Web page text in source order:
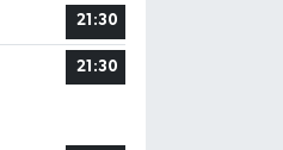
21:30
21:30